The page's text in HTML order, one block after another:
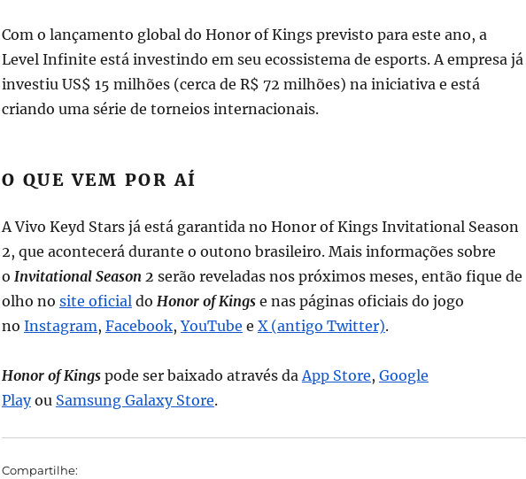
Com o lançamento global do Honor of Kings previsto para este ano, a
Level Infinite está investindo em seu ecossistema de esports. A empresa já
investiu US$ 15 milhões (cerca de R$ 72 milhões) na iniciativa e está
criando uma série de torneios internacionais.
O QUE VEM POR AÍ
A Vivo Keyd Stars já está garantida no Honor of Kings Invitational Season
2, que acontecerá durante o outono brasileiro. Mais informações sobre
o Invitational Season 2 serão reveladas nos próximos meses, então fique de
olho no site oficialdo Honor of Kingse nas páginas oficiais do jogo
no Instagram, Facebook,YouTube e X (antigo Twitter).
Honor of Kingspode ser baixado através daApp Store, Google
Playou Samsung Galaxy Store.
Compartilhe: